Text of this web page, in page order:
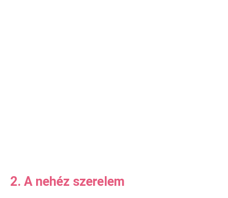
2. A nehéz szerelem